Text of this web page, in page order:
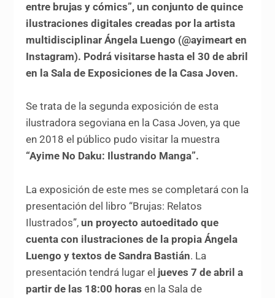
entre brujas y cómics”, un conjunto de quince
ilustraciones digitales creadas por la artista
multidisciplinar Ángela Luengo (@ayimeart en
Instagram). Podrá visitarse hasta el 30 de abril
en la Sala de Exposiciones de la Casa Joven.
Se trata de la segunda exposición de esta
ilustradora segoviana en la Casa Joven, ya que
en 2018 el público pudo visitar la muestra
“Ayime No Daku: Ilustrando Manga”.
La exposición de este mes se completará con la
presentación del libro “Brujas: Relatos
Ilustrados”,un proyecto autoeditado que
cuenta con ilustraciones de la propia Ángela
Luengo y textos de Sandra Bastián. La
presentación tendrá lugar el jueves 7 de abril a
partir de las 18:00 horas en la Sala de